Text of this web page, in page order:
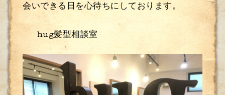
会いできる日を心待ちにしております。
hug髪型相談室